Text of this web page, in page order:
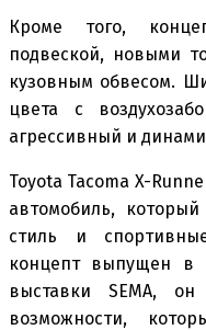
Кроме того,
подвеской, новыми
кузовным обвесом.
цвета с
агрессивный и
Toyota Tacoma X-
автомобиль,
стиль и
концепт выпущен в
выставки SEMA,
возможности,